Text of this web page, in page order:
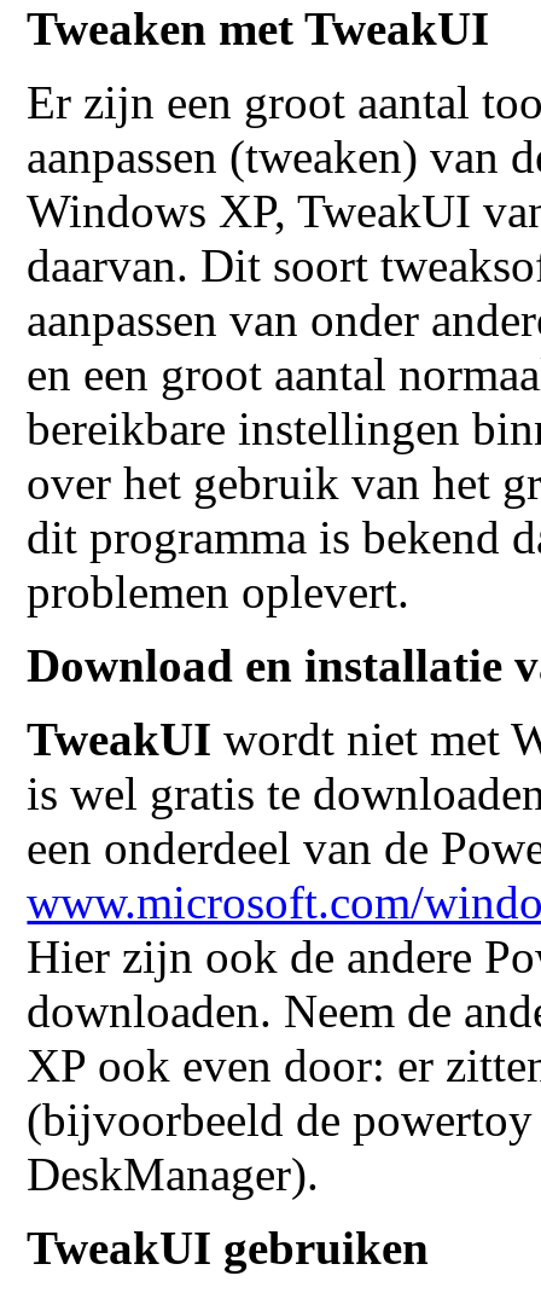
Tweaken met TweakUI
Er zijn een groot aantal
aanpassen (tweaken) van
Windows XP, TweakUI
daarvan. Dit soort
aanpassen van onder
en een groot aantal
bereikbare instellingen
over het gebruik van het
dit programma is bekend
problemen oplevert.
Download en installatie
TweakUI wordt niet met
is wel gratis te
een onderdeel van de
www.microsoft.com/
Hier zijn ook de andere
downloaden. Neem de
XP ook even door: er
(bijvoorbeeld de
DeskManager).
TweakUI gebruiken